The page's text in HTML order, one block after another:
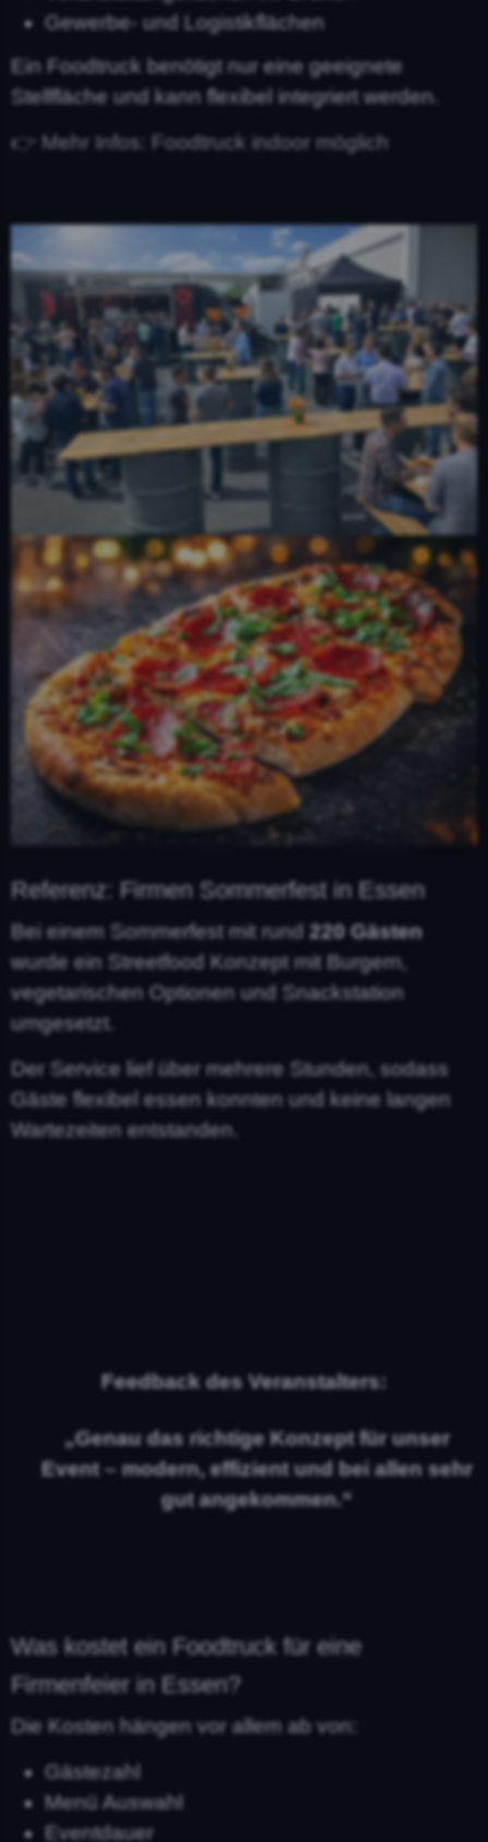
Gewerbe- und Logistikflächen
Ein Foodtruck benötigt nur eine geeignete
Stellfläche und kann flexibel integriert werden.
👉 Mehr Infos: Foodtruck indoor möglich
Referenz: Firmen Sommerfest in Essen
Bei einem Sommerfest mit rund 220 Gästen
wurde ein Streetfood Konzept mit Burgern,
vegetarischen Optionen und Snackstation
umgesetzt.
Der Service lief über mehrere Stunden, sodass
Gäste flexibel essen konnten und keine langen
Wartezeiten entstanden.
Feedback des Veranstalters:
„Genau das richtige Konzept für unser
Event – modern, effizient und bei allen sehr
gut angekommen.“
Was kostet ein Foodtruck für eine
Firmenfeier in Essen?
Die Kosten hängen vor allem ab von:
Gästezahl
Menü Auswahl
Eventdauer